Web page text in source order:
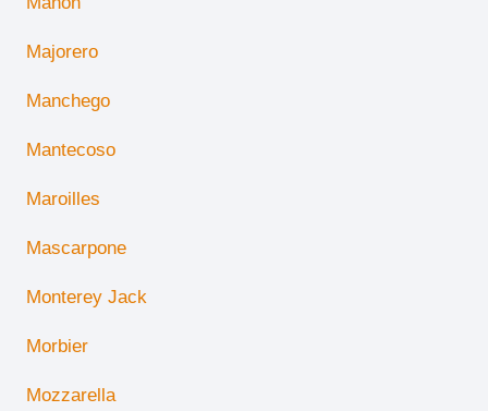
Majorero
Manchego
Mantecoso
Maroilles
Mascarpone
Monterey Jack
Morbier
Mozzarella